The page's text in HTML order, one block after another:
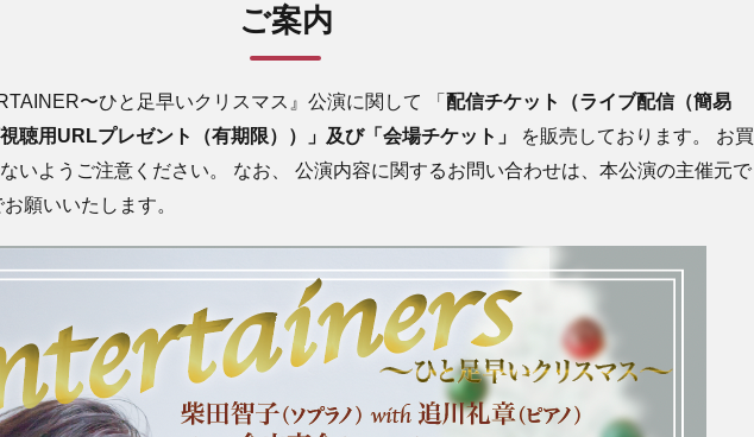
ご案内
〜ひと足早いクリスマス 』公演に関して 「 配信チケット（ライブ配信（簡易
聴用URLプレゼント（有期限））」及び「会場チケット」
を販売しております。 お買
いようご注意ください。 なお、 公演内容に関するお問い合わせは、本公演の主催元で
願いいたします。